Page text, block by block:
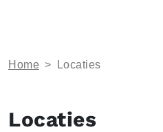
Home > Locaties
Locaties